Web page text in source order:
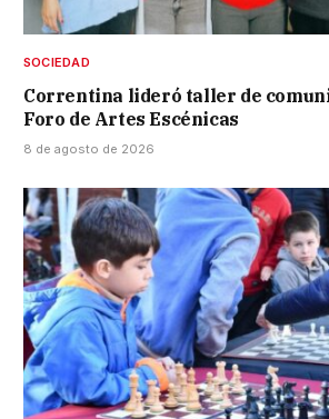
SOCIEDAD
Correntina lideró taller de
Foro de Artes Escénicas
8 de agosto de 2026